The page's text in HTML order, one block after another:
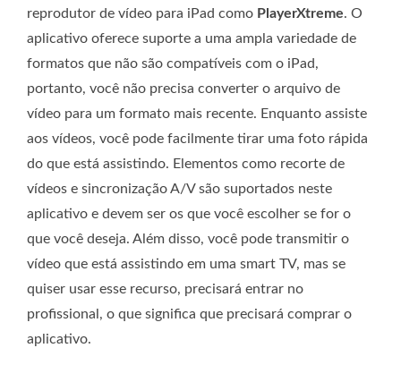
reprodutor de vídeo para iPad como PlayerXtreme. O
aplicativo oferece suporte a uma ampla variedade de
formatos que não são compatíveis com o iPad,
portanto, você não precisa converter o arquivo de
vídeo para um formato mais recente. Enquanto assiste
aos vídeos, você pode facilmente tirar uma foto rápida
do que está assistindo. Elementos como recorte de
vídeos e sincronização A/V são suportados neste
aplicativo e devem ser os que você escolher se for o
que você deseja. Além disso, você pode transmitir o
vídeo que está assistindo em uma smart TV, mas se
quiser usar esse recurso, precisará entrar no
profissional, o que significa que precisará comprar o
aplicativo.